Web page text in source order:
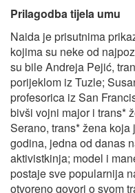
Prilagodba tijela umu
Naida je prisutnima
kojima su neke od
su bile Andreja Pejić,
porijeklom iz Tuzle;
profesorica iz San
bivši vojni major i trans*
Serano, trans* žena
godina, jedna od danas
aktivistkinja; model i
postaje sve popularnija
otvoreno govori o svom